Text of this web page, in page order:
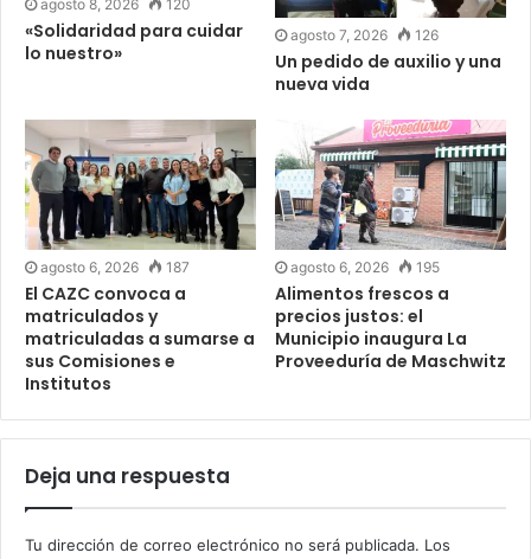
agosto 8, 2026 120
«Solidaridad para cuidar
lo nuestro»
agosto 7, 2026 126
Un pedido de auxilio y una
nueva vida
agosto 6, 2026 187
El CAZC convoca a
matriculados y
matriculadas a sumarse a
sus Comisiones e
Institutos
agosto 6, 2026 195
Alimentos frescos a
precios justos: el
Municipio inaugura La
Proveeduría de Maschwitz
Deja una respuesta
Tu dirección de correo electrónico no será publicada. Los